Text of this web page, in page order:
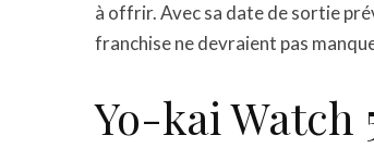
à offrir. Avec sa date de sortie
franchise ne devraient pas
Yo-kai Watch